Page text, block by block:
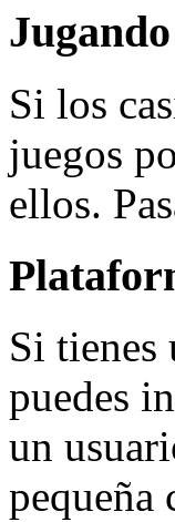
Si los
juegos
ellos.
Si tienes
puedes
un
pequeña